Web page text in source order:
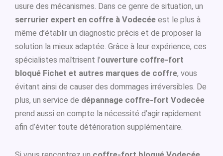
usure des mécanismes. Dans ce genre de situation, un
serrurier expert en coffre à Vodecée est le plus à
même d’établir un diagnostic précis et de proposer la
solution la mieux adaptée. Grâce à leur expérience, ces
spécialistes maîtrisent l’ouverture coffre-fort
bloqué Fichet et autres marques de coffre, vous
évitant ainsi de causer des dommages irréversibles. De
plus, un service de dépannage coffre-fort Vodecée
prend aussi en compte la nécessité d’agir rapidement
afin d’éviter toute détérioration supplémentaire.